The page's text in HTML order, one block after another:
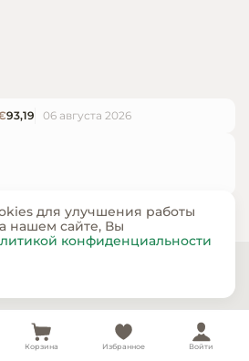
Корзина Избранное Войти
93,19 06 августа 2026
для улучшения работы
нашем сайте, Вы
конфиденциальности